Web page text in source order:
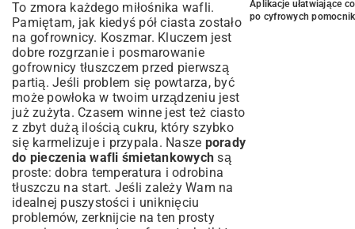
To zmora każdego miłośnika wafli.
Pamiętam, jak kiedyś pół ciasta zostało
na gofrownicy. Koszmar. Kluczem jest
dobre rozgrzanie i posmarowanie
gofrownicy tłuszczem przed pierwszą
partią. Jeśli problem się powtarza, być
może powłoka w twoim urządzeniu jest
już zużyta. Czasem winne jest też ciasto
z zbyt dużą ilością cukru, który szybko
się karmelizuje i przypala. Nasze porady
do pieczenia wafli śmietankowych są
proste: dobra temperatura i odrobina
tłuszczu na start. Jeśli zależy Wam na
idealnej puszystości i uniknięciu
problemów, zerknijcie na ten prosty
Aplikacje ułatwiające
po cyfrowych